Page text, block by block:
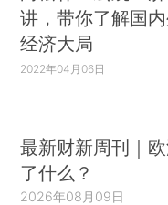
讲，带你了解国
经济大局
2022年04月06日
最新财新周刊｜
了什么？
2026年08月09日